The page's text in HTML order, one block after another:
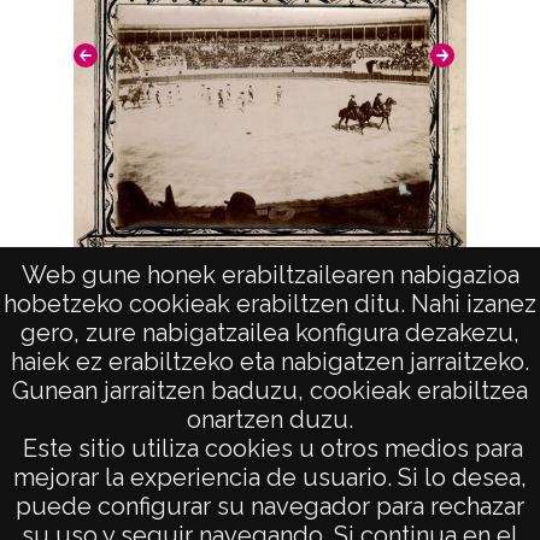
Web gune honek erabiltzailearen nabigazioa
hobetzeko cookieak erabiltzen ditu. Nahi izanez
gero, zure nabigatzailea konfigura dezakezu,
haiek ez erabiltzeko eta nabigatzen jarraitzeko.
Gunean jarraitzen baduzu, cookieak erabiltzea
onartzen duzu.
Este sitio utiliza cookies u otros medios para
mejorar la experiencia de usuario. Si lo desea,
puede configurar su navegador para rechazar
Escena taurina
AVISO LEGAL
POLÍTICA DE PRIVACIDAD
ACCESIBILIDAD